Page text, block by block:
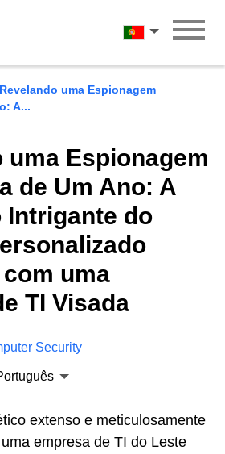
Português
Revelando uma Espionagem
A...
uma Espionagem
de Um Ano: A
Intrigante do
uma
TI Visada
Security
extenso e meticulosamente
empresa de TI do Leste